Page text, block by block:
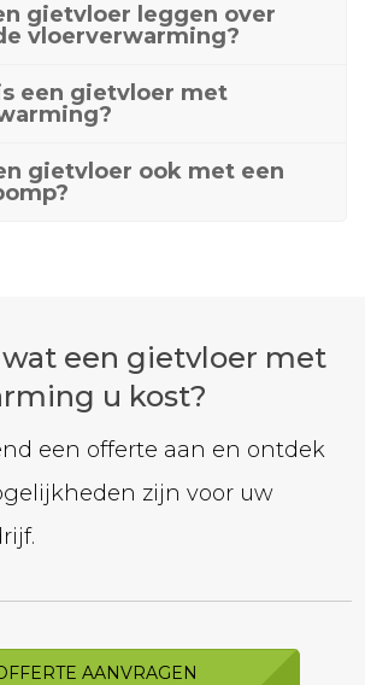
gietvloer leggen over
vloerverwarming?
een gietvloer met
gietvloer ook met een
een gietvloer met
u kost?
een offerte aan en ontdek
zijn voor uw
AANVRAGEN